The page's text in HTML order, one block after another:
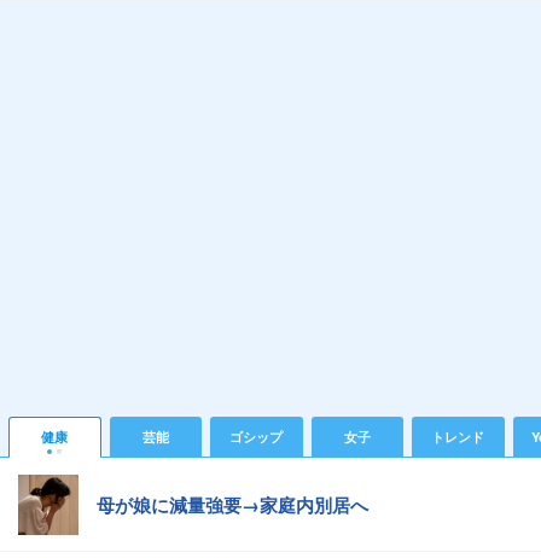
健康 芸能 ゴシップ 女子 トレンド
母が娘に減量強要→家庭内別居へ